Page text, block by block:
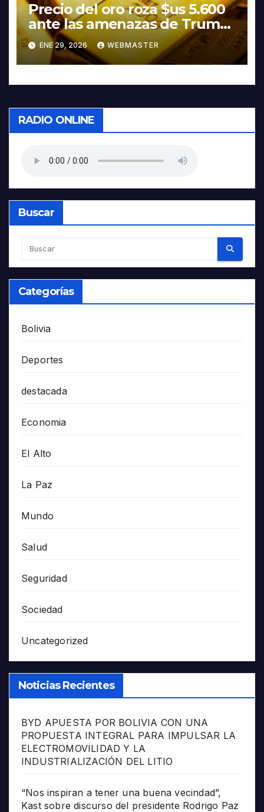
Precio del oro roza $us 5.600
ante las amenazas de Trump
contra Irán
ENE 29, 2026 WEBMASTER
RADIO ONLINE
Buscar
Categorías
Bolivia
Deportes
destacada
Economia
El Alto
La Paz
Mundo
Salud
Seguridad
Sociedad
Uncategorized
Noticias Recientes
BYD APUESTA POR BOLIVIA CON UNA
PROPUESTA INTEGRAL PARA IMPULSAR LA
ELECTROMOVILIDAD Y LA
INDUSTRIALIZACIÓN DEL LITIO
“Nos inspiran a tener una buena vecindad”,
Kast sobre discurso del presidente Rodrigo Paz